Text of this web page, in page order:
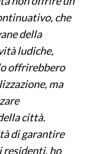
che
della
ludiche,
offrirebbero
ma
città.
di garantire
residenti, ho